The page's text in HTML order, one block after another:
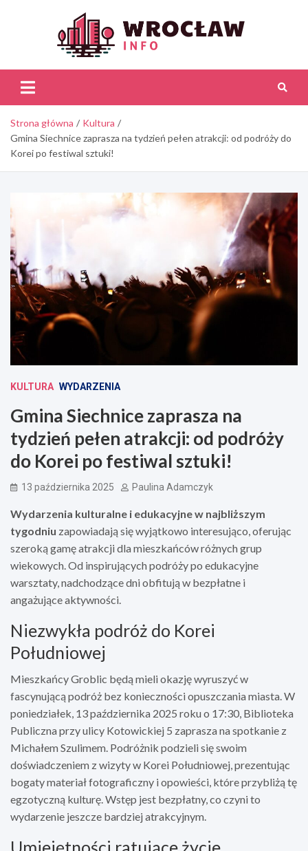
Strona główna
Kultura
Gmina Siechnice zaprasza na tydzień pełen atrakcji: od podróży do
Korei po festiwal sztuki!
KULTURA WYDARZENIA
Gmina Siechnice zaprasza na
tydzień pełen atrakcji: od podróży
do Korei po festiwal sztuki!
13 października 2025 Paulina Adamczyk
Wydarzenia kulturalne i edukacyjne w najbliższym
tygodniu zapowiadają się wyjątkowo interesująco, oferując
szeroką gamę atrakcji dla mieszkańców różnych grup
wiekowych. Od inspirujących podróży po edukacyjne
warsztaty, nadchodzące dni obfitują w bezpłatne i
angażujące aktywności.
Niezwykła podróż do Korei
Południowej
Mieszkańcy Groblic będą mieli okazję wyruszyć w
fascynującą podróż bez konieczności opuszczania miasta. W
poniedziałek, 13 października 2025 roku o 17:30, Biblioteka
Publiczna przy ulicy Kotowickiej 5 zaprasza na spotkanie z
Michałem Szulimem. Podróżnik podzieli się swoim
doświadczeniem z wizyty w Korei Południowej, prezentując
bogaty materiał fotograficzny i opowieści, które przybliżą tę
egzotyczną kulturę. Wstęp jest bezpłatny, co czyni to
wydarzenie jeszcze bardziej atrakcyjnym.
Umiejętności ratujące życie